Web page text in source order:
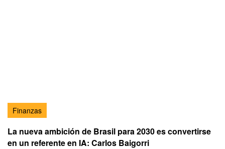
Finanzas
La nueva ambición de Brasil para 2030 es convertirse
en un referente en IA: Carlos Baigorri